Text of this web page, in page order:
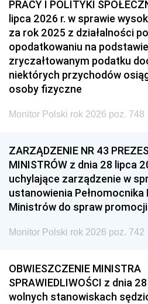
PRACY I POLITYKI
lipca 2026 r. w sprawie
za rok 2025 z działalności
opodatkowaniu na
zryczałtowanym podatku
niektórych przychodów
osoby fizyczne
Monitor Polski rok 2026 poz. 748
ZARZĄDZENIE NR 43
MINISTRÓW z dnia 28 lipca
uchylające zarządzenie w
ustanowienia Pełnomocnika
Ministrów do spraw
Monitor Polski rok 2026 poz. 742
OBWIESZCZENIE MINISTRA
SPRAWIEDLIWOŚCI z dnia
wolnych stanowiskach